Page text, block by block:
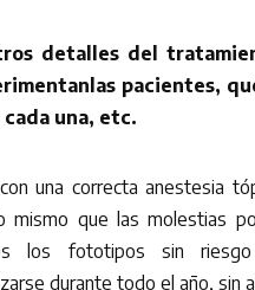
detalles del
pacientes,
una, etc.
una correcta anestesia
mismo que las molestias
los fototipos sin riesgo
durante todo el año, sin